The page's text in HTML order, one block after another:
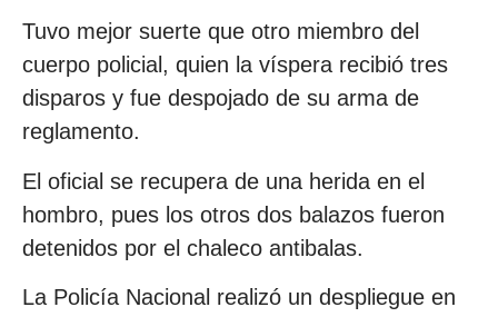
Tuvo mejor suerte que otro miembro del
cuerpo policial, quien la víspera recibió tres
disparos y fue despojado de su arma de
reglamento.
El oficial se recupera de una herida en el
hombro, pues los otros dos balazos fueron
detenidos por el chaleco antibalas.
La Policía Nacional realizó un despliegue en